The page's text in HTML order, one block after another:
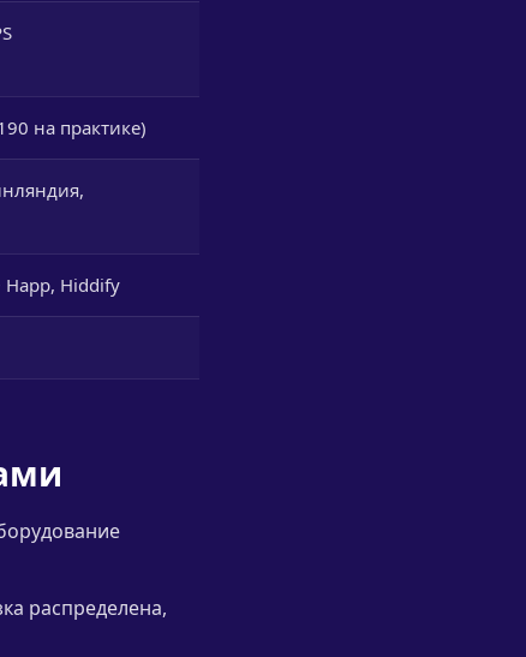
на практике)
Hiddify
распределена,